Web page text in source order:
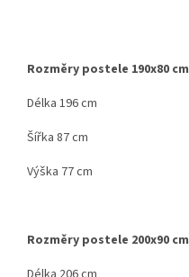
Rozměry postele 190x80 cm
Délka 196 cm
Šířka 87 cm
Výška 77 cm
Rozměry postele 200x90 cm